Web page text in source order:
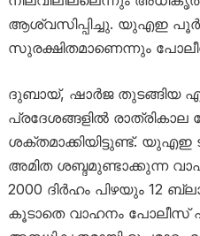
ആശ്വസിപ്പിച്ചു. യുഎഇ
സുരക്ഷിതമാണെന്നും
ദുബായ്, ഷാർജ തുടങ്ങിയ
പ്രദേശങ്ങളിൽ
ശക്തമാക്കിയിട്ടുണ്ട്. യുഎഇ
അമിത ശബ്ദമുണ്ടാക്കുന്ന
2000 ദിർഹം പിഴയും 12
കൂടാതെ വാഹനം പോലീസ്